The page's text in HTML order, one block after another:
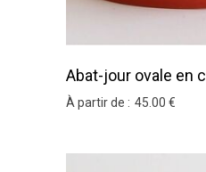
Abat-jour ovale en
À partir de : 45 .00 €